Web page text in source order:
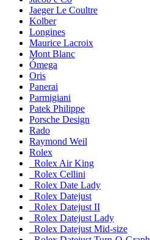
Jaeger Le Coultre
Kolber
Longines
Maurice Lacroix
Mont Blanc
Ómega
Oris
Panerai
Parmigiani
Patek Philippe
Porsche Design
Rado
Raymond Weil
Rolex
Rolex Air King
Rolex Cellini
Rolex Date Lady
Rolex Datejust
Rolex Datejust II
Rolex Datejust Lady
Rolex Datejust Mid-size